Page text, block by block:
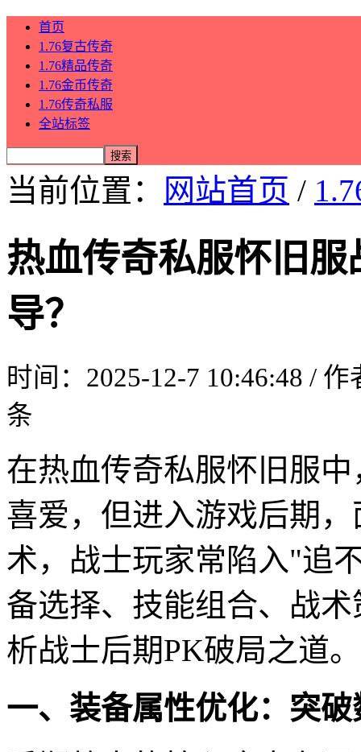
首页
1.76复古传奇
1.76精品传奇
1.76金币传奇
1.76传奇私服
全站标签
当前位置： 网站首页 /
热血传奇私服怀旧
导？
时间：2025-12-7 10:46:48 /
条
在热血传奇私服怀旧服
喜爱，但进入游戏后期
术，战士玩家常陷入"追
备选择、技能组合、战
析战士后期PK破局之道。
一、装备属性优化：突